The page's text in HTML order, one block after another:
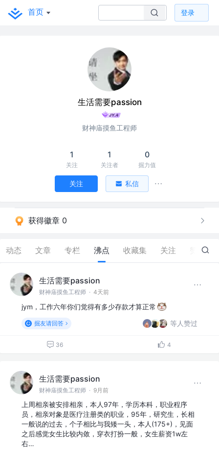
首页 登录
生活需要passion
财神庙摸鱼工程师
1
关注
1
关注者
0
掘力值
关注 私信
获得徽章 0
动态 文章 专栏 沸点 收藏集 关注 19
生活需要passion
财神庙摸鱼工程师 · 4天前
jym，工作六年你们觉得有多少存款才算正常
掘友请回答 等人赞过
36 4
生活需要passion
财神庙摸鱼工程师 · 9月前
上周相亲被安排相亲，本人97年，学历本科，职业程序
员，相亲对象是医疗注册类的职业，95年，研究生，长相
一般说的过去，个子相比与我矮一头，本人(175+)，见面
之后感觉女生比较内敛，穿衣打扮一般，女生薪资1w左
右…